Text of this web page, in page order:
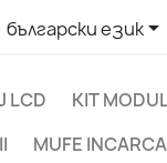
български език
LCD KIT
MUFE